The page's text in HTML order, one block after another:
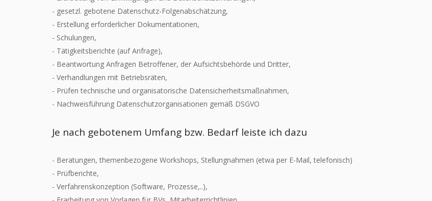
- gesetzl. gebotene Datenschutz-Folgenabschätzung,
- Erstellung erforderlicher Dokumentationen,
- Schulungen,
- Tätigkeitsberichte (auf Anfrage),
- Beantwortung Anfragen Betroffener, der Aufsichtsbehörde und Dritter,
- Verhandlungen mit Betriebsräten,
- Prüfen technische und organisatorische Datensicherheitsmaßnahmen,
- Nachweisführung Datenschutzorganisationen gemäß DSGVO
Je nach gebotenem Umfang bzw. Bedarf leiste ich dazu
- Beratungen, themenbezogene Workshops, Stellungnahmen (etwa per E-Mail, telefonisch)
- Prüfberichte,
- Verfahrenskonzeption (Software, Prozesse,..),